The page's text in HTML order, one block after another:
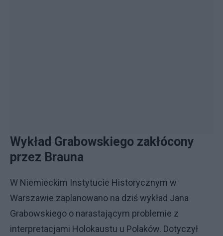
Wykład Grabowskiego zakłócony
przez Brauna
W Niemieckim Instytucie Historycznym w
Warszawie zaplanowano na dziś wykład Jana
Grabowskiego o narastającym problemie z
interpretacjami Holokaustu u Polaków. Dotyczył